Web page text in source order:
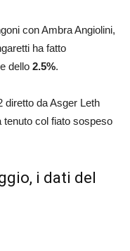
con Ambra Angiolini,
ha fatto
dello 2.5%.
diretto da Asger Leth
tenuto col fiato sospeso
i dati del